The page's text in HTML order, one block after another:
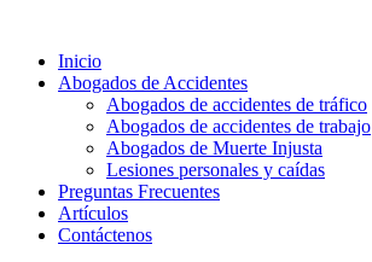
Inicio
Abogados de Accidentes
Abogados de accidentes de tráfico
Abogados de accidentes de trabajo
Abogados de Muerte Injusta
Lesiones personales y caídas
Preguntas Frecuentes
Artículos
Contáctenos